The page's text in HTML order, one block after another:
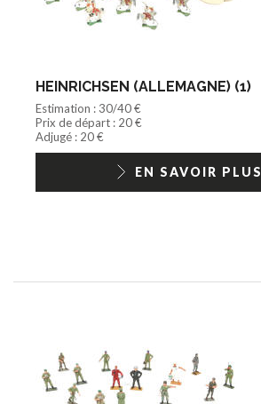
HEINRICHSEN (ALLEMAGNE) (1)
Estimation : 30/40 €
Prix de départ : 20 €
Adjugé : 20 €
EN SAVOIR PLUS